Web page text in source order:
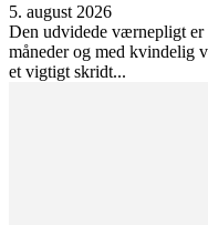
5. august 2026
Den udvidede værnepligt er
måneder og med kvindelig
et vigtigt skridt...